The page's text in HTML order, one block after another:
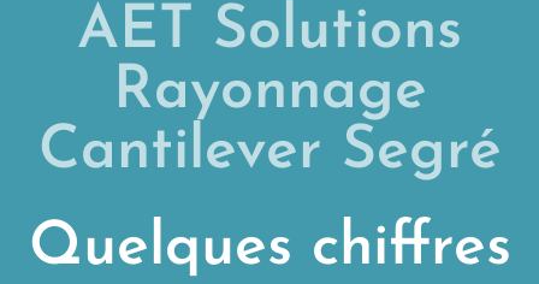
AET Solutions
Rayonnage
Cantilever Segré
Quelques chiffres